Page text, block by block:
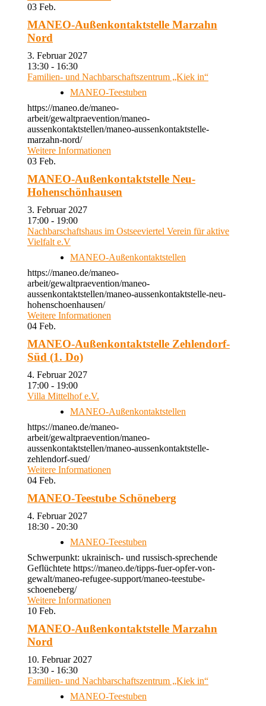
03 Feb.
MANEO-Außenkontaktstelle Marzahn
Nord
3. Februar 2027
13:30 - 16:30
Familien- und Nachbarschaftszentrum „Kiek in“
MANEO-Teestuben
https://maneo.de/maneo-
arbeit/gewaltpraevention/maneo-
aussenkontaktstellen/maneo-aussenkontaktstelle-
marzahn-nord/
Weitere Informationen
03 Feb.
MANEO-Außenkontaktstelle Neu-
Hohenschönhausen
3. Februar 2027
17:00 - 19:00
Nachbarschaftshaus im Ostseeviertel Verein für aktive
Vielfalt e.V
MANEO-Außenkontaktstellen
https://maneo.de/maneo-
arbeit/gewaltpraevention/maneo-
aussenkontaktstellen/maneo-aussenkontaktstelle-neu-
hohenschoenhausen/
Weitere Informationen
04 Feb.
MANEO-Außenkontaktstelle Zehlendorf-
Süd (1. Do)
4. Februar 2027
17:00 - 19:00
Villa Mittelhof e.V.
MANEO-Außenkontaktstellen
https://maneo.de/maneo-
arbeit/gewaltpraevention/maneo-
aussenkontaktstellen/maneo-aussenkontaktstelle-
zehlendorf-sued/
Weitere Informationen
04 Feb.
MANEO-Teestube Schöneberg
4. Februar 2027
18:30 - 20:30
MANEO-Teestuben
Schwerpunkt: ukrainisch- und russisch-sprechende
Geflüchtete https://maneo.de/tipps-fuer-opfer-von-
gewalt/maneo-refugee-support/maneo-teestube-
schoeneberg/
Weitere Informationen
10 Feb.
MANEO-Außenkontaktstelle Marzahn
Nord
10. Februar 2027
13:30 - 16:30
Familien- und Nachbarschaftszentrum „Kiek in“
MANEO-Teestuben